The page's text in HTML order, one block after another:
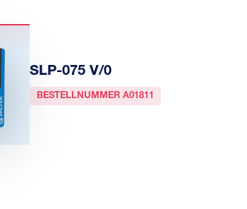
SLP-075 V/0
BESTELLNUMMER A01811